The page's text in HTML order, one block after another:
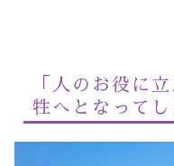
「人のお役に
牲へとなってし